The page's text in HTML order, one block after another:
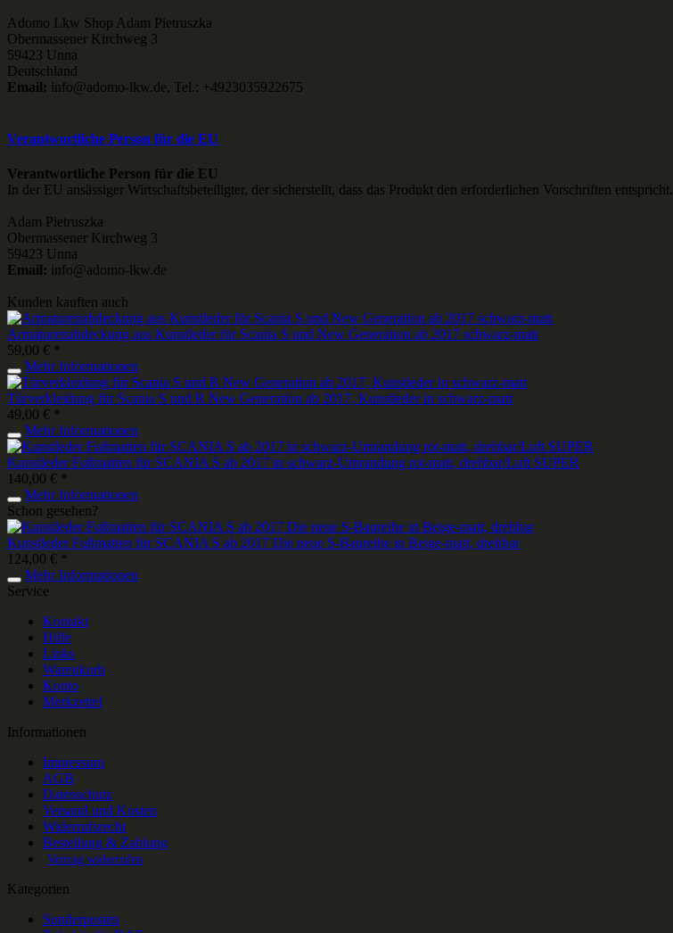
Adomo Lkw Shop Adam Pietruszka
Obermassener Kirchweg 3
59423 Unna
Deutschland
Email: info@adomo-lkw.de, Tel.: +4923035922675
Verantwortliche Person für die EU
Verantwortliche Person für die EU
In der EU ansässiger Wirtschaftsbeteiligter, der sicherstellt, dass das Produkt den erforderlichen Vorschriften entspricht.
Adam Pietruszka
Obermassener Kirchweg 3
59423 Unna
Email: info@adomo-lkw.de
Kunden kauften auch
Armaturenabdeckung aus Kunstleder für Scania S und New Generation ab 2017 schwarz-matt
59,00 € *
Mehr Informationen
Türverkleidung für Scania S und R New Generation ab 2017, Kunstleder in schwarz-matt
49,00 € *
Mehr Informationen
Kunstleder Fußmatten für SCANIA S ab 2017 in schwarz-Umrandung rot-matt, drehbar/Luft SUPER
140,00 € *
Mehr Informationen
Schon gesehen?
Kunstleder Fußmatten für SCANIA S ab 2017 Die neue S-Baureihe in Beige-matt, drehbar
124,00 € *
Mehr Informationen
Service
Kontakt
Hilfe
Links
Warenkorb
Konto
Merkzettel
Informationen
Impressum
AGB
Datenschutz
Versand und Kosten
Widerrufsrecht
Bestellung & Zahlung
Vertrag widerrufen
Kategorien
Sonderposten